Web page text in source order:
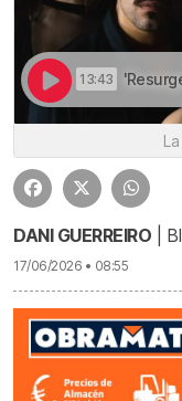
13:43 'Resurge' fusiona teatro,
DANI GUERREIRO |
17/06/2026 • 08:55